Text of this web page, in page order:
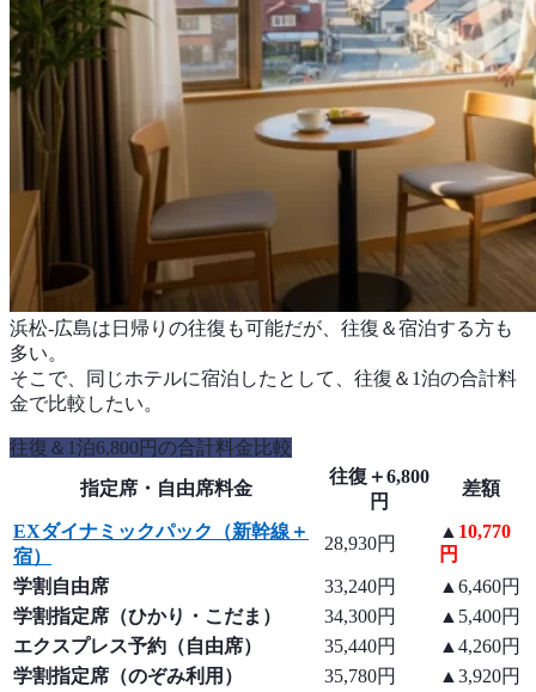
浜松-広島は日帰りの往復も可能だが、往復＆宿泊する方も
多い。
そこで、同じホテルに宿泊したとして、往復＆1泊の合計料
金で比較したい。
往復＆1泊6,800円の合計料金比較
指定席・自由席料金
往復＋6,800
円
差額
EXダイナミックパック（新幹線＋
宿）
28,930円
▲ 10,770
円
学割自由席
33,240円
▲6,460円
学割指定席（ひかり・こだま）
34,300円
▲5,400円
エクスプレス予約（自由席）
35,440円
▲4,260円
学割指定席（のぞみ利用）
35,780円
▲3,920円